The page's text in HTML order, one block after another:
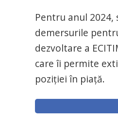
Pentru anul
demersurile
dezvoltare a
care îi permite
poziţiei în piaţă.